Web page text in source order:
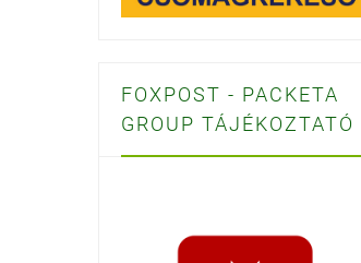
FOXPOST - PACKETA
GROUP TÁJÉKOZTATÓ